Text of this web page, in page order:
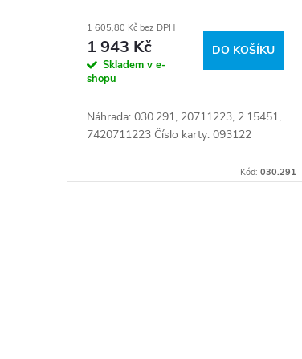
1 605,80 Kč bez DPH
1 943 Kč
Skladem v e-
shopu
DO KOŠÍKU
Náhrada: 030.291, 20711223, 2.15451,
7420711223 Číslo karty: 093122
Kód:030.291